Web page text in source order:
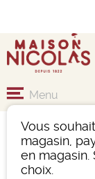
Vous
magasin,
en
choix.
Menu